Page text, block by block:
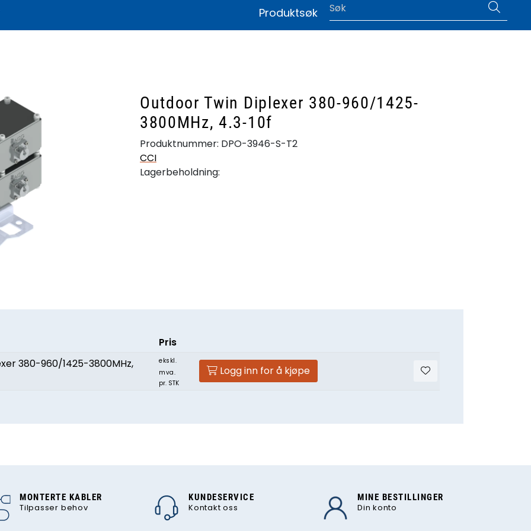
og dokumentasjon | Language
Produktsøk
Outdoor Twin Diplexer 380-960/1425-
3800MHz, 4.3-10f
Produktnummer: DPO-3946-S-T2
CCI
Lagerbeholdning:
Pris
380-960/1425-3800MHz,
ekskl.
mva.
pr. STK
Logg inn for å kjøpe
MONTERTE KABLER
Tilpasser behov
KUNDESERVICE
Kontakt oss
MINE BESTILLINGER
Din konto